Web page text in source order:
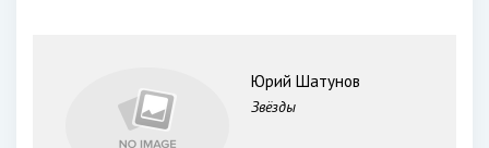
Юрий Шатунов
Звёзды